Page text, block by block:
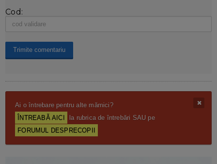
Cod:
Ai o întrebare pentru alte mămici?
ÎNTREABĂ AICI
la rubrica de întrebări SAU pe
FORUMUL DESPRECOPII